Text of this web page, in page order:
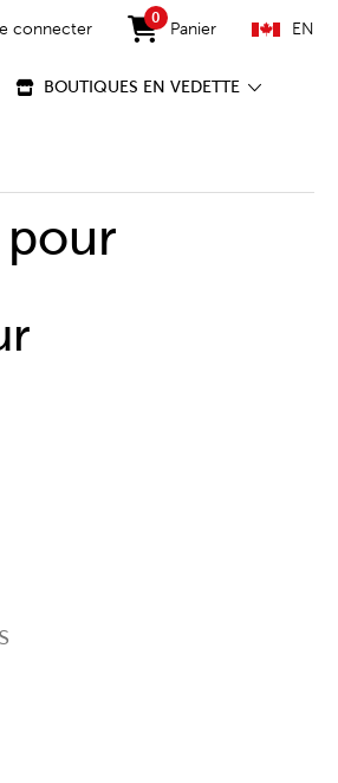
connecter
0
items in cart
Panier EN
BOUTIQUES EN VEDETTE
pour